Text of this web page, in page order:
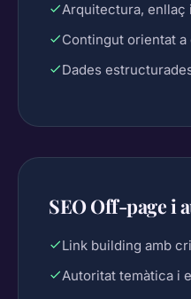
Arquitectura, enllaç
Contingut orientat a
Dades
SEO Off-page i
Link building amb
Autoritat temàtica i